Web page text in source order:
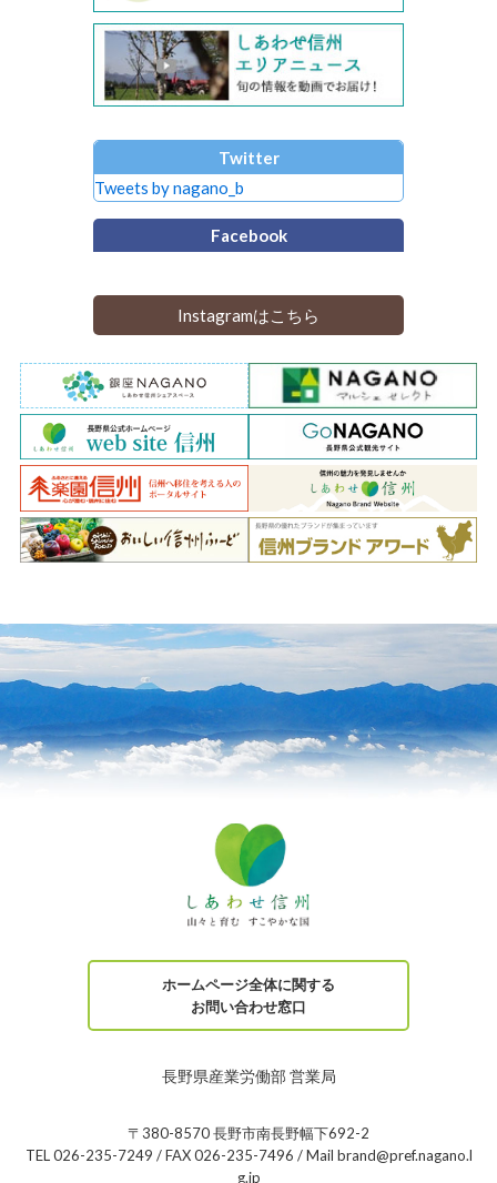
Twitter
Tweets by nagano_b
Facebook
Instagramはこちら
ホームページ全体に関する
お問い合わせ窓口
長野県産業労働部 営業局
〒380-8570 長野市南長野幅下692-2
TEL 026-235-7249 / FAX 026-235-7496 / Mail brand@pref.nagano.l
g.jp